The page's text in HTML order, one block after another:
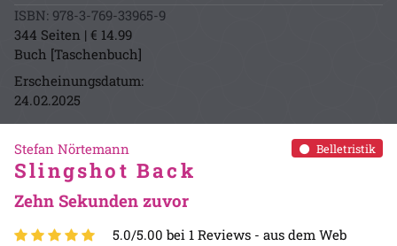
ISBN: 978-3-769-33965-9
344 Seiten | € 14.99
Buch [Taschenbuch]
Erscheinungsdatum:
24.02.2025
Belletristik
Stefan Nörtemann
Slingshot Back
Zehn Sekunden zuvor
5.0/5.00 bei 1 Reviews - aus dem Web